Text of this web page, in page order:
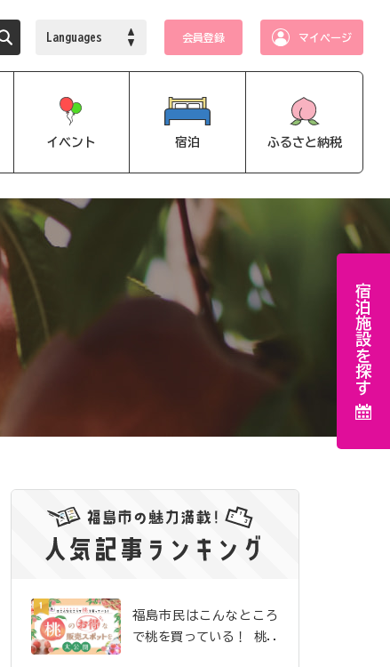
Languages 会員登録 マイページ
イベント 宿泊 ふるさと納税
宿泊施設を探す
福島市民はこんなところ
で桃を買っている！ 桃の